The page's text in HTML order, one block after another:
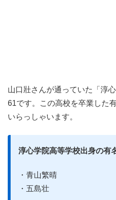
山口壯さんが通っていた「淳
61です。この高校を卒業した
いらっしゃいます。
淳心学院高等学校出身の有
・青山繁晴
・五島壮